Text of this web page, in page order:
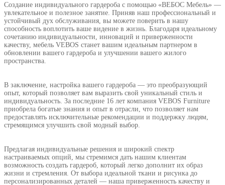
Создание индивидуального гардероба с помощью «ВЕБОС Мебель» —
увлекательное и полезное занятие. Приняв наш профессиональный и
устойчивый дух обслуживания, вы можете поверить в нашу
способность воплотить ваше видение в жизнь. Благодаря идеальному
сочетанию индивидуальности, инноваций и приверженности
качеству, мебель VEBOS станет вашим идеальным партнером в
обновлении вашего гардероба и улучшении вашего жилого
пространства.
В заключение, настройка вашего гардероба — это преобразующий
опыт, который позволяет вам выразить свой уникальный стиль и
индивидуальность. За последние 16 лет компания VEBOS Furniture
приобрела богатые знания и опыт в отрасли, что позволяет нам
предоставлять исключительные рекомендации и поддержку людям,
стремящимся улучшить свой модный выбор.
Предлагая индивидуальные решения и широкий спектр
настраиваемых опций, мы стремимся дать нашим клиентам
возможность создать гардероб, который легко дополнит их образ
жизни и стремления. От выбора идеальной ткани и рисунка до
персонализированных деталей — наша приверженность качеству и